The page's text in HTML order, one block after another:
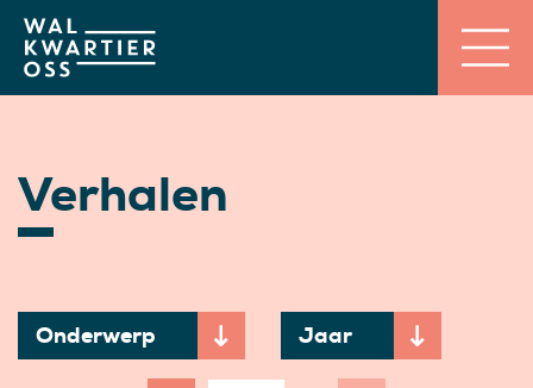
Verhalen
Onderwerp Jaar